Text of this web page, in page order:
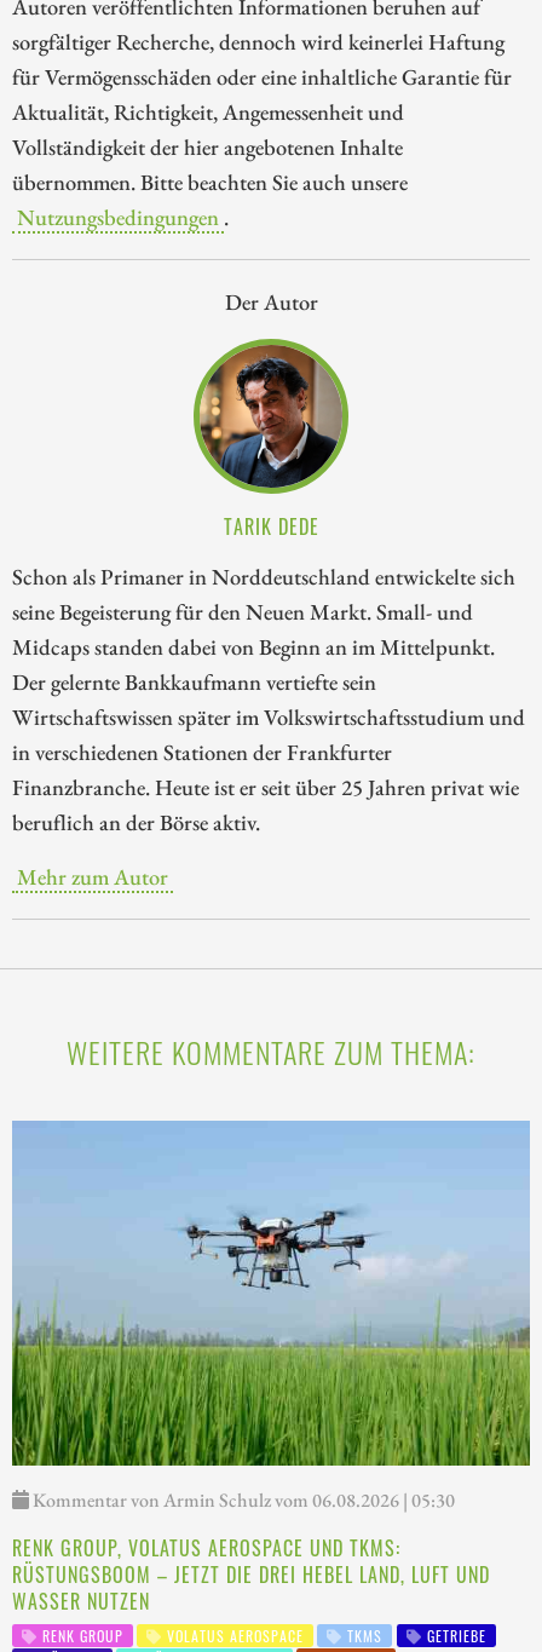
sorgfältiger Recherche, dennoch wird keinerlei Haftung
für Vermögensschäden oder eine inhaltliche Garantie für
Aktualität, Richtigkeit, Angemessenheit und
Vollständigkeit der hier angebotenen Inhalte
übernommen. Bitte beachten Sie auch unsere
Nutzungsbedingungen .
Der Autor
TARIK DEDE
Schon als Primaner in Norddeutschland entwickelte sich
seine Begeisterung für den Neuen Markt. Small- und
Midcaps standen dabei von Beginn an im Mittelpunkt.
Der gelernte Bankkaufmann vertiefte sein
Wirtschaftswissen später im Volkswirtschaftsstudium und
in verschiedenen Stationen der Frankfurter
Finanzbranche. Heute ist er seit über 25 Jahren privat wie
beruflich an der Börse aktiv.
Mehr zum Autor
WEITERE KOMMENTARE ZUM THEMA:
Kommentar von Armin Schulz vom 06.08.2026 | 05:30
RENK GROUP, VOLATUS AEROSPACE UND TKMS:
RÜSTUNGSBOOM – JETZT DIE DREI HEBEL LAND, LUFT UND
WASSER NUTZEN
RENK GROUP VOLATUS AEROSPACE TKMS
GETRIEBE